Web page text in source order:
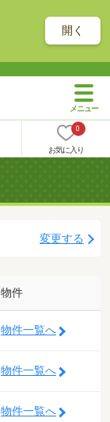
開く
0
お気に入り
変更する
物件
物件一覧へ
物件一覧へ
物件一覧へ